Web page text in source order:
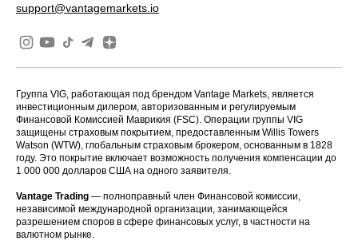
support@vantagemarkets.io
Группа VIG, работающая под брендом Vantage Markets, является
инвестиционным дилером, авторизованным и регулируемым
Финансовой Комиссией Маврикия (FSC). Операции группы VIG
защищены страховым покрытием, предоставленным Willis Towers
Watson (WTW), глобальным страховым брокером, основанным в 1828
году. Это покрытие включает возможность получения компенсации до
1 000 000 долларов США на одного заявителя.
Vantage Trading — полноправный член Финансовой комиссии,
независимой международной организации, занимающейся
разрешением споров в сфере финансовых услуг, в частности на
валютном рынке.